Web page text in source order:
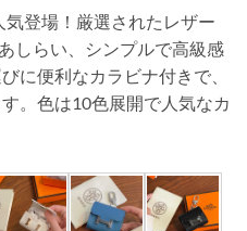
登場！厳選されたレザー
しらい、シンプルで高級感
に便利なカラビナ付きで、
。色は10色展開で人気なカ